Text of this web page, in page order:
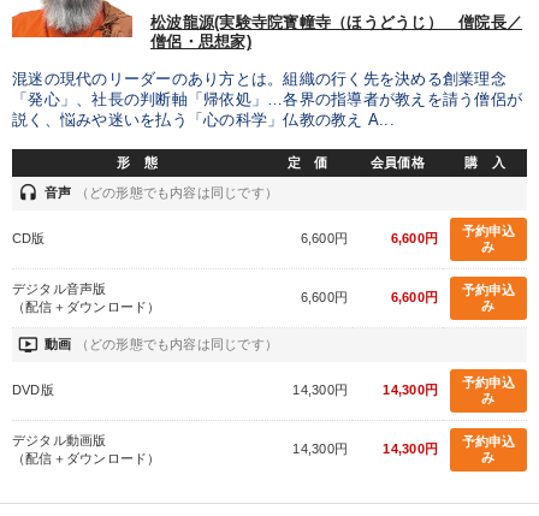
製造業 卸売・小売・飲食業 建設・不動産業
IT・サービス・金融業 コンサルタント 専門家
キーワード
営業
トレンド 大竹愼一
※「更新」を押すと「テーマ」「キーワード」を更新いただけます。
refresh 更新する
全国経営者セミナー収録物以外の経営教材（全762タイトル）からお探
しいただけます
松波龍源(実験寺院寳幢寺（ほうどうじ） 僧院長／
僧侶・思想家)
混迷の現代のリーダーのあり方とは。組織の行く先を決める創業理念
「発心」、社長の判断軸「帰依処」…各界の指導者が教えを請う僧侶が
説く、悩みや迷いを払う「心の科学」仏教の教え A...
形 態 定 価 会員価格 購 入
headset 音声 （どの形態でも内容は同じです）
CD版 6,600円 6,600円
予約申込
み
デジタル音声版
（配信＋ダウンロード）
6,600円 6,600円
予約申込
み
ondemand_video 動画 （どの形態でも内容は同じです）
DVD版 14,300円 14,300円
予約申込
み
デジタル動画版
（配信＋ダウンロード）
14,300円 14,300円
予約申込
み